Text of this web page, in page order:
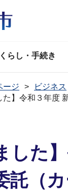
くらし・手続き
ージ ビジネス
た】令和３年度
した
（カ